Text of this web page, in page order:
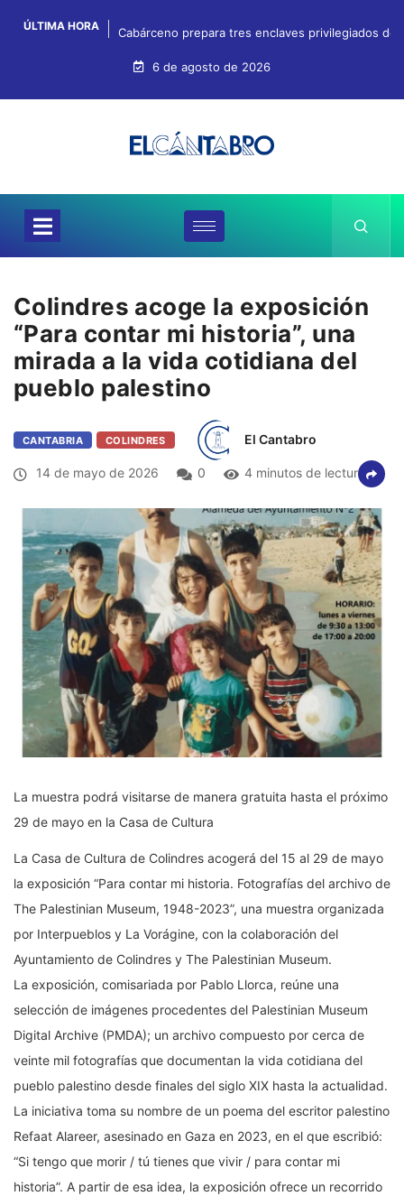
ÚLTIMA HORA Cabárceno prepara tres enclaves privilegiados
6 de agosto de 2026
Colindres acoge la exposición
“Para contar mi historia”, una
mirada a la vida cotidiana del
pueblo palestino
CANTABRIA COLINDRES El Cantabro
14 de mayo de 2026 0 4 minutos de lectura
La muestra podrá visitarse de manera gratuita hasta el próximo
29 de mayo en la Casa de Cultura
La Casa de Cultura de Colindres acogerá del 15 al 29 de mayo
la exposición “Para contar mi historia. Fotografías del archivo de
The Palestinian Museum, 1948-2023”, una muestra organizada
por Interpueblos y La Vorágine, con la colaboración del
Ayuntamiento de Colindres y The Palestinian Museum.
La exposición, comisariada por Pablo Llorca, reúne una
selección de imágenes procedentes del Palestinian Museum
Digital Archive (PMDA); un archivo compuesto por cerca de
veinte mil fotografías que documentan la vida cotidiana del
pueblo palestino desde finales del siglo XIX hasta la actualidad.
La iniciativa toma su nombre de un poema del escritor palestino
Refaat Alareer, asesinado en Gaza en 2023, en el que escribió:
“Si tengo que morir / tú tienes que vivir / para contar mi
historia”. A partir de esa idea, la exposición ofrece un recorrido